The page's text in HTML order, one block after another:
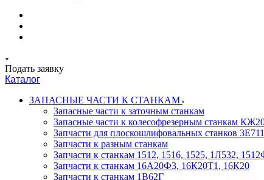
Подать заявку
Каталог
ЗАПАСНЫЕ ЧАСТИ К СТАНКАМ
Запасные части к заточным станкам
Запасные части к колесофрезерным станкам
Запчасти для плоскошлифовальных станков
Запчасти к разным станкам
Запчасти к станкам 1512, 1516, 1525, 1Л532,
Запчасти к станкам 16А20Ф3, 16К20Т1, 16К20
Запчасти к станкам 1В62Г